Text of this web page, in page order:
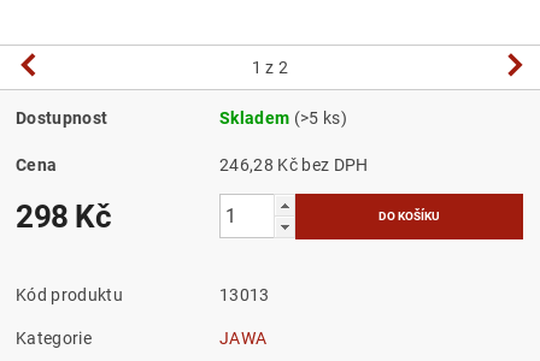
1 z 2
Dostupnost Skladem (>5 ks)
Cena 246,28 Kč bez DPH
298 Kč
Kód produktu 13013
Kategorie JAWA